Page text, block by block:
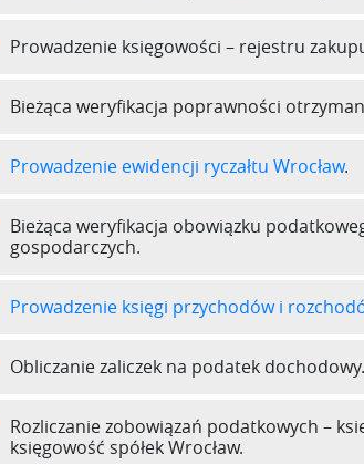
Prowadzenie księgowości – rejestru
Bieżąca weryfikacja poprawności
Prowadzenie ewidencji ryczałtu Wrocław.
Bieżąca weryfikacja obowiązku
gospodarczych.
Prowadzenie księgi przychodów i
Obliczanie zaliczek na podatek dochodowy.
Rozliczanie zobowiązań podatkowych –
księgowość spółek Wrocław.